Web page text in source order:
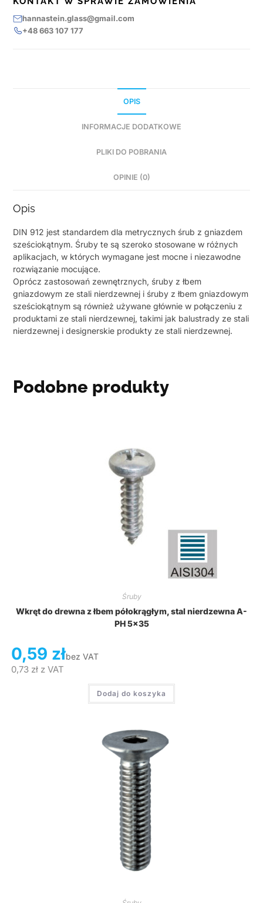
hannastein.glass@gmail.com
+48 663 107 177
OPIS
INFORMACJE DODATKOWE
PLIKI DO POBRANIA
OPINIE (0)
Opis
DIN 912 jest standardem dla metrycznych śrub z gniazdem
sześciokątnym. Śruby te są szeroko stosowane w różnych
aplikacjach, w których wymagane jest mocne i niezawodne
rozwiązanie mocujące.
Oprócz zastosowań zewnętrznych, śruby z łbem
gniazdowym ze stali nierdzewnej i śruby z łbem gniazdowym
sześciokątnym są również używane głównie w połączeniu z
produktami ze stali nierdzewnej, takimi jak balustrady ze stali
nierdzewnej i designerskie produkty ze stali nierdzewnej.
Podobne produkty
Śruby
Wkręt do drewna z łbem półokrągłym, stal nierdzewna A-
PH 5×35
0,59 złbez VAT
0,73 złz VAT
Dodaj do koszyka